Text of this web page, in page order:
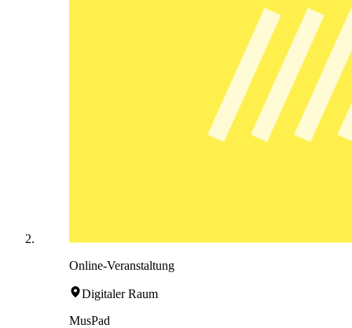
Online-Veranstaltung
Digitaler Raum
MusPad